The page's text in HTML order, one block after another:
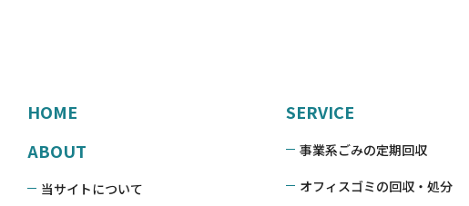
HOME
ABOUT
当サイトについて
SERVICE
事業系ごみの定期回収
オフィスゴミの回収・処分